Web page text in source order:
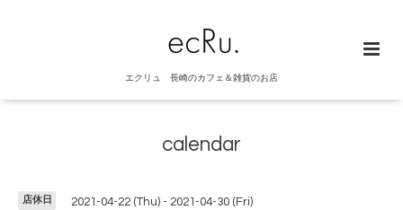
エクリュ 長崎のカフェ＆雑貨のお店
calendar
店休日 2021-04-22 (Thu) - 2021-04-30 (Fri)